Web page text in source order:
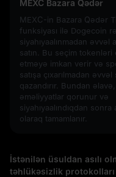
MEXC Bazara Qədər
MEXC-in Bazara Qədər
funksiyası ilə Dogecoin
siyahıyaalınmadan əvvəl
satın. Bu seçim
etməyə imkan verir və
satışa çıxarılmadan
qazandırır. Bundan
əməliyyatlar qorunur və
siyahıyaalındıqdan sonra
olaraq tamamlanır.
İstənilən üsuldan asılı
təhlükəsizlik